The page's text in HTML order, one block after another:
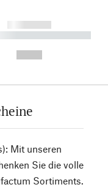
------------
----------- ----------
Mit unseren
Sie die volle
Sortiments.